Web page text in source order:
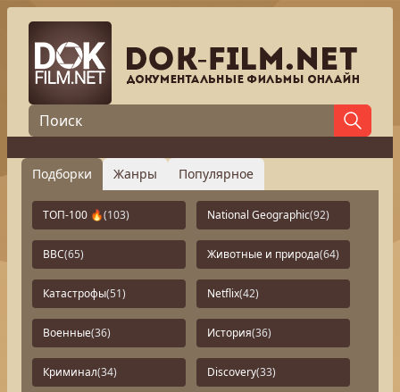
Подборки Жанры Популярное
ТОП-100 🔥(103) National Geographic(92)
BBC(65) Животные и природа(64)
Катастрофы(51) Netflix(42)
Военные(36) История(36)
Криминал(34) Discovery(33)